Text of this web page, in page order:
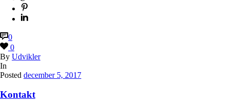
0
0
By Udvikler
In
Posted december 5, 2017
Kontakt